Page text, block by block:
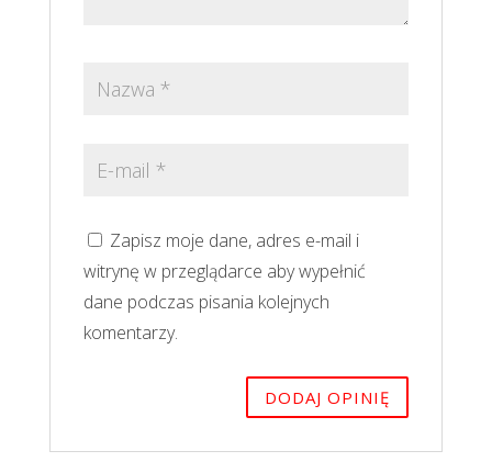
Zapisz moje dane, adres e-mail i
witrynę w przeglądarce aby wypełnić
dane podczas pisania kolejnych
komentarzy.